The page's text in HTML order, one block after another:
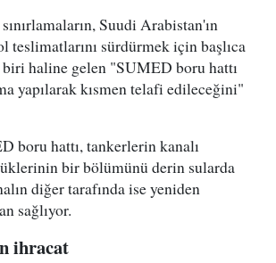
Suudi Arabistan'ın
teslimatlarını sürdürmek için başlıca
haline gelen "SUMED boru hattı
yapılarak kısmen telafi edileceğini"
boru hattı, tankerlerin kanalı
bir bölümünü derin sularda
diğer tarafında ise yeniden
sağlıyor.
ihracat